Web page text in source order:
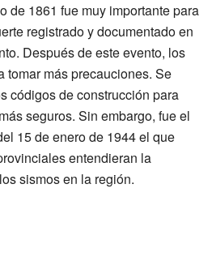
de 1861 fue muy importante para
registrado y documentado en
Después de este evento, los
tomar más precauciones. Se
códigos de construcción para
seguros. Sin embargo, fue el
15 de enero de 1944 el que
entendieran la
sismos en la región.